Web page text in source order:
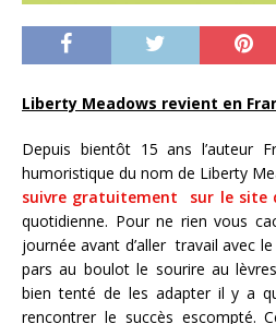
Liberty Meadows revient en
Depuis bientôt 15 ans l’auteur
humoristique du nom de Liberty
suivre gratuitement sur le site
quotidienne. Pour ne rien vous
journée avant d’aller travail avec
pars au boulot le sourire au
bien tenté de les adapter il y a
rencontrer le succès escompté.